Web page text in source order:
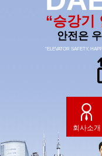
“승강기
안전은
“ELEVATOR SAFETY,
회사소개